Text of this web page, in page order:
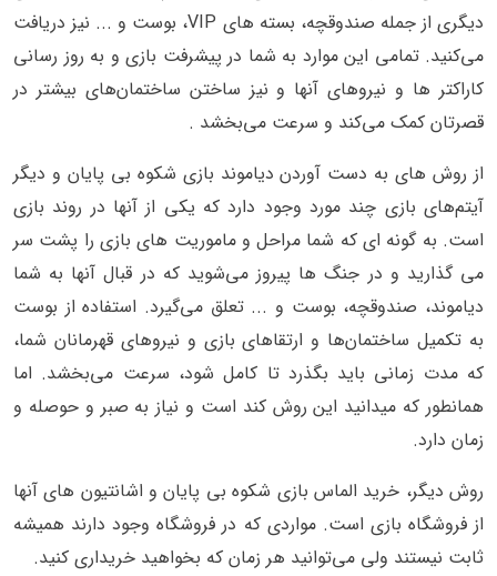
دیگری از جمله صندوقچه، بسته های VIP، بوست و ... نیز دریافت
می‌کنید. تمامی این موارد به شما در پیشرفت بازی و به روز رسانی
کاراکتر ها و نیروهای آنها و نیز ساختن ساختمان‌های بیشتر در
قصرتان کمک می‌کند و سرعت می‌بخشد .
از روش های به دست آوردن دیاموند بازی شکوه بی پایان و دیگر
آیتم‌های بازی چند مورد وجود دارد که یکی از آنها در روند بازی
است. به گونه ای که شما مراحل و ماموریت های بازی را پشت سر
می گذارید و در جنگ ها پیروز می‌شوید که در قبال آنها به شما
دیاموند، صندوقچه، بوست و ... تعلق می‌گیرد. استفاده از بوست
به تکمیل ساختمان‌ها و ارتقاهای بازی و نیروهای قهرمانان شما،
که مدت زمانی باید بگذرد تا کامل شود، سرعت می‌بخشد. اما
همانطور که میدانید این روش کند است و نیاز به صبر و حوصله و
زمان دارد.
روش دیگر، خرید الماس بازی شکوه بی پایان و اشانتیون های آنها
از فروشگاه بازی است. مواردی که در فروشگاه وجود دارند همیشه
ثابت نیستند ولی می‌توانید هر زمان که بخواهید خریداری کنید.